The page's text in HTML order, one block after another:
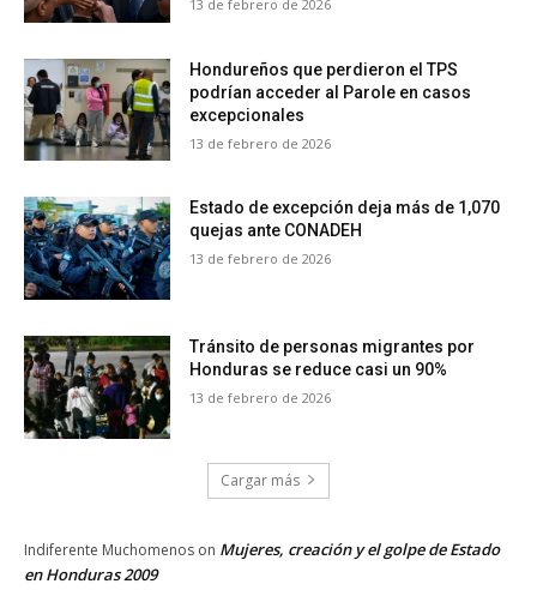
13 de febrero de 2026
Hondureños que perdieron el TPS
podrían acceder al Parole en casos
excepcionales
13 de febrero de 2026
Estado de excepción deja más de 1,070
quejas ante CONADEH
13 de febrero de 2026
Tránsito de personas migrantes por
Honduras se reduce casi un 90%
13 de febrero de 2026
Cargar más
Indiferente Muchomenos on Mujeres, creación y el golpe de Estado
en Honduras 2009